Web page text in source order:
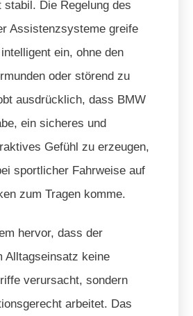
stabil. Die Regelung des
Assistenzsysteme greife
ein, ohne den
oder störend zu
ausdrücklich, dass BMW
ein sicheres und
Gefühl zu erzeugen,
sportlicher Fahrweise auf
zum Tragen komme.
hervor, dass der
Alltagseinsatz keine
verursacht, sondern
arbeitet. Das